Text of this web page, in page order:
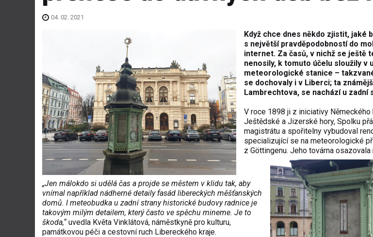
04. 02. 2021
Když chce dnes někdo zjistit, jaké
s největší pravděpodobností do
internet. Za časů, v nichž se ještě
nenosily, k tomuto účelu sloužily v
meteorologické stanice –
se dochovaly i v Liberci; ta
Lambrechtova, se nachází u zadní
V roce 1898 ji z iniciativy
Ještědské a Jizerské hory, Spolku
magistrátu a spořitelny vybudoval
specializující se na meteorologické
z Göttingenu. Jeho továrna
„Jen málokdo si udělá čas a projde se městem v klidu tak, aby
vnímal například nádherné detaily fasád libereckých měšťanských
domů. I meteobudka u zadní strany historické budovy radnice je
takovým milým detailem, který často ve spěchu mineme. Je to
škoda,“uvedla Květa Vinklátová, náměstkyně pro kulturu,
památkovou péči a cestovní ruch Libereckého kraje.